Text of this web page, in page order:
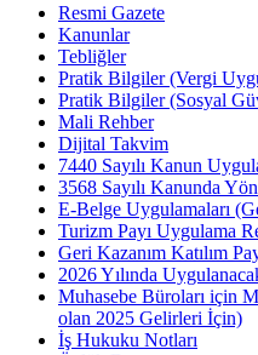
Resmi Gazete
Kanunlar
Tebliğler
Pratik Bilgiler (Vergi
Pratik Bilgiler (Sosyal
Mali Rehber
Dijital Takvim
7440 Sayılı Kanun
3568 Sayılı Kanunda
E-Belge Uygulamaları
Turizm Payı Uygulama
Geri Kazanım Katılım
2026 Yılında
Muhasebe Büroları için
olan 2025 Gelirleri İçin)
İş Hukuku Notları